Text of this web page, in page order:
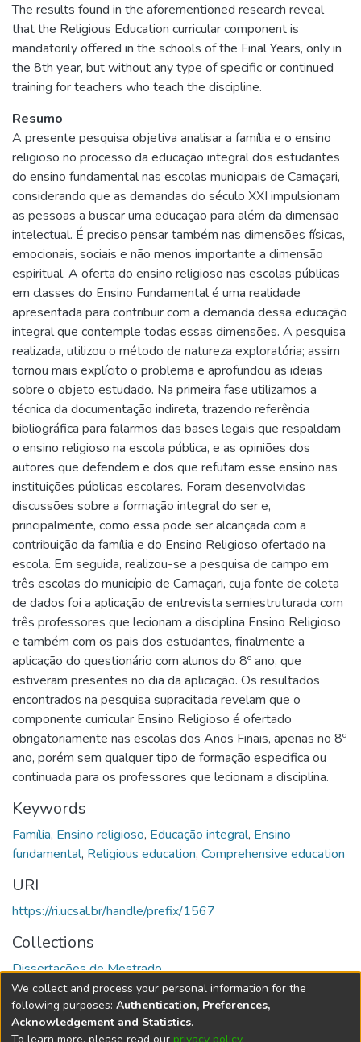
The results found in the aforementioned research reveal
that the Religious Education curricular component is
mandatorily offered in the schools of the Final Years, only in
the 8th year, but without any type of specific or continued
training for teachers who teach the discipline.
Resumo
A presente pesquisa objetiva analisar a família e o ensino
religioso no processo da educação integral dos estudantes
do ensino fundamental nas escolas municipais de Camaçari,
considerando que as demandas do século XXI impulsionam
as pessoas a buscar uma educação para além da dimensão
intelectual. É preciso pensar também nas dimensões físicas,
emocionais, sociais e não menos importante a dimensão
espiritual. A oferta do ensino religioso nas escolas públicas
em classes do Ensino Fundamental é uma realidade
apresentada para contribuir com a demanda dessa educação
integral que contemple todas essas dimensões. A pesquisa
realizada, utilizou o método de natureza exploratória; assim
tornou mais explícito o problema e aprofundou as ideias
sobre o objeto estudado. Na primeira fase utilizamos a
técnica da documentação indireta, trazendo referência
bibliográfica para falarmos das bases legais que respaldam
o ensino religioso na escola pública, e as opiniões dos
autores que defendem e dos que refutam esse ensino nas
instituições públicas escolares. Foram desenvolvidas
discussões sobre a formação integral do ser e,
principalmente, como essa pode ser alcançada com a
contribuição da família e do Ensino Religioso ofertado na
escola. Em seguida, realizou-se a pesquisa de campo em
três escolas do município de Camaçari, cuja fonte de coleta
de dados foi a aplicação de entrevista semiestruturada com
três professores que lecionam a disciplina Ensino Religioso
e também com os pais dos estudantes, finalmente a
aplicação do questionário com alunos do 8º ano, que
estiveram presentes no dia da aplicação. Os resultados
encontrados na pesquisa supracitada revelam que o
componente curricular Ensino Religioso é ofertado
obrigatoriamente nas escolas dos Anos Finais, apenas no 8º
ano, porém sem qualquer tipo de formação especifica ou
continuada para os professores que lecionam a disciplina.
Keywords
Família, Ensino religioso, Educação integral, Ensino
fundamental, Religious education, Comprehensive education
URI
https://ri.ucsal.br/handle/prefix/1567
Collections
Dissertações de Mestrado
Full item page
We collect and process your personal information for the
following purposes: Authentication, Preferences,
Acknowledgement and Statistics.